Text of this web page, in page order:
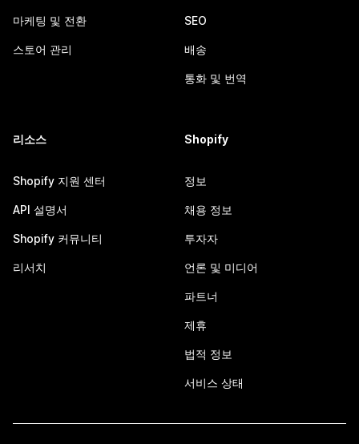
마케팅 및 전환
스토어 관리
SEO
배송
통화 및 번역
리소스
Shopify 지원 센터
API 설명서
Shopify 커뮤니티
리서치
Shopify
정보
채용 정보
투자자
언론 및 미디어
파트너
제휴
법적 정보
서비스 상태